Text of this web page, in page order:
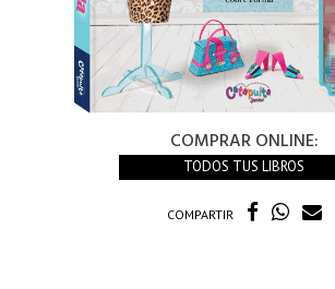
COMPRAR ONLINE:
TODOS TUS LIBROS
COMPARTIR